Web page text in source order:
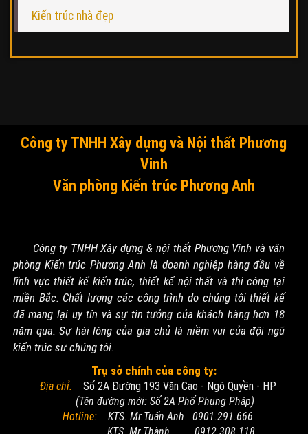
Kiến trúc nhà đẹp
Công ty TNHH Xây dựng và Nội thất Phương
Vinh
Văn phòng Kiến trúc Phương Anh
Công ty TNHH Xây dựng & nội thất Phương Vinh và văn
phòng Kiến trúc Phương Anh là doanh nghiệp hàng đầu về
lĩnh vực thiết kế kiến trúc, thiết kế nội thất và thi công tại
miền Bắc. Chất lượng các công trình do chúng tôi thiết kế
đã mang lại uy tín và sự tin tưởng của khách hàng hơn 18
năm qua. Sự hài lòng của gia chủ là niềm vui của đội ngũ
kiến trúc sư chúng tôi.
Trụ sở chính của công ty:
Địa chỉ:Số 2A Đường 193 Văn Cao - Ngô Quyền - HP
(Tên đường mới: Số 2A Phố Phụng Pháp)
Hotline: KTS. Mr.Tuấn Anh 0901.291.666
KTS. Mr.Thành 0912.308.118